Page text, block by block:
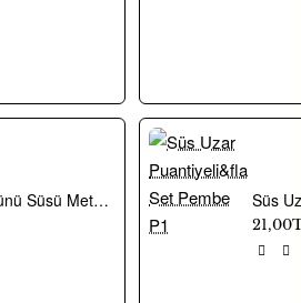
Doğum Günü Süsü Metalize Fon Süsü Asmalı Yerli Gümüş 2'li Li Set